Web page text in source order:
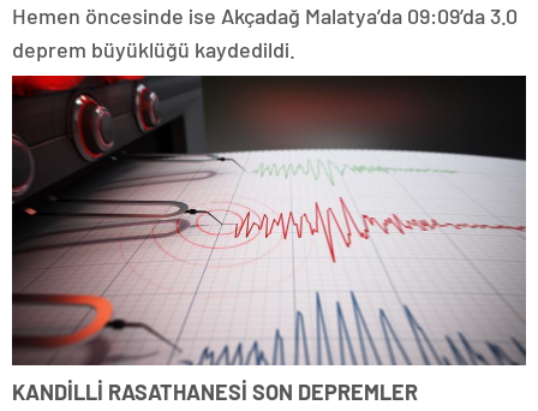
Hemen öncesinde ise Akçadağ Malatya’da 09:09’da 3.0
deprem büyüklüğü kaydedildi.
KANDİLLİ RASATHANESİ SON DEPREMLER